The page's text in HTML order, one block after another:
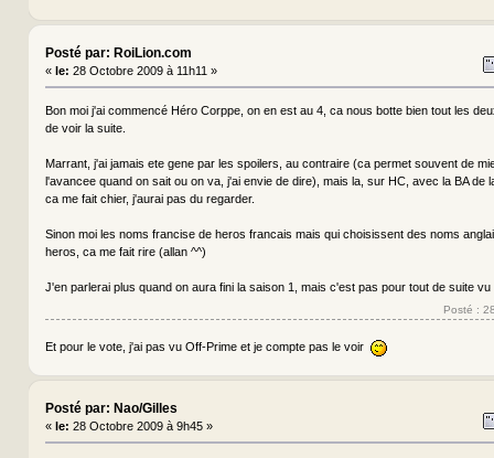
Posté par: RoiLion.com
« le: 28 Octobre 2009 à 11h11 »
Bon moi j'ai commencé Héro Corppe, on en est au 4, ca nous botte bien tout les
de voir la suite.
Marrant, j'ai jamais ete gene par les spoilers, au contraire (ca permet souvent de
l'avancee quand on sait ou on va, j'ai envie de dire), mais la, sur HC, avec la BA de
ca me fait chier, j'aurai pas du regarder.
Sinon moi les noms francise de heros francais mais qui choisissent des noms
heros, ca me fait rire (allan ^^)
J'en parlerai plus quand on aura fini la saison 1, mais c'est pas pour tout de suite
Posté :
Et pour le vote, j'ai pas vu Off-Prime et je compte pas le voir
Posté par: Nao/Gilles
« le: 28 Octobre 2009 à 9h45 »